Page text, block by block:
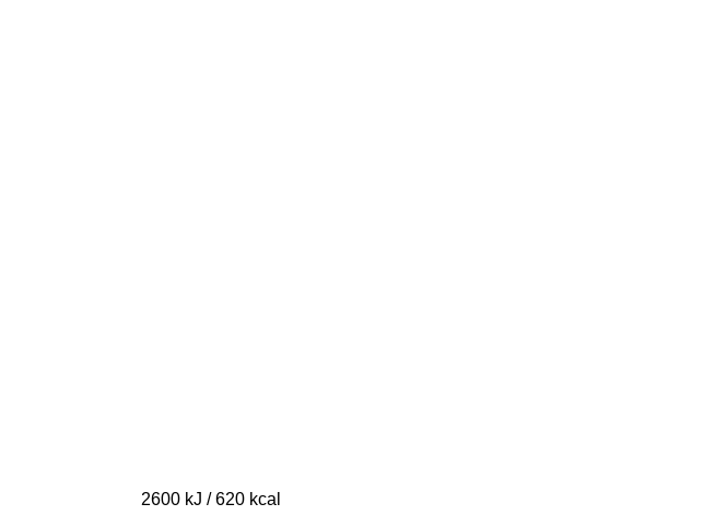
2600 kJ / 620 kcal